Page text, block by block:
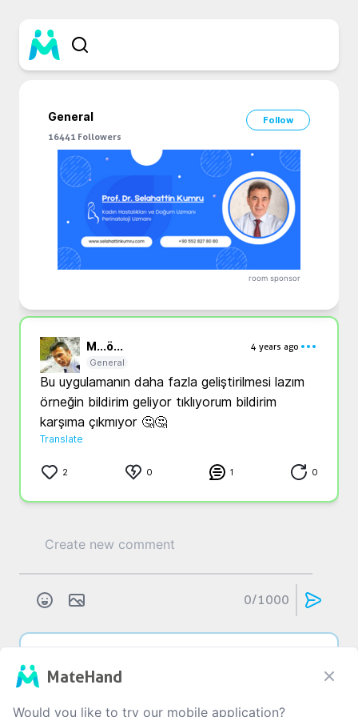
General
Follow
16441 Followers
room sponsor
M...ö...
4 years ago
General
Bu uygulamanın daha fazla geliştirilmesi lazım
örneğin bildirim geliyor tıklıyorum bildirim
karşıma çıkmıyor 🤔🤔
Translate
2 0 1 0
0/1000
Genel
MateHand
Would you like to try our mobile application?